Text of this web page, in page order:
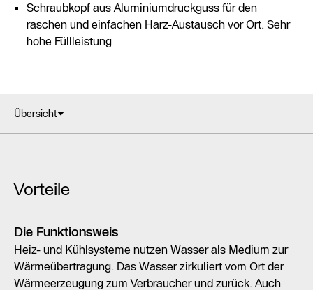
Schraubkopf aus Aluminiumdruckguss für den
raschen und einfachen Harz-Austausch vor Ort. Sehr
hohe Füllleistung
Übersicht
Vorteile
Die Funktionsweis
Heiz- und Kühlsysteme nutzen Wasser als Medium zur
Wärmeübertragung. Das Wasser zirkuliert vom Ort der
Wärmeerzeugung zum Verbraucher und zurück. Auch